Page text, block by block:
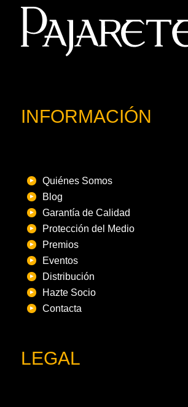
INFORMACIÓN
Quiénes Somos
Blog
Garantía de Calidad
Protección del Medio
Premios
Eventos
Distribución
Hazte Socio
Contacta
LEGAL